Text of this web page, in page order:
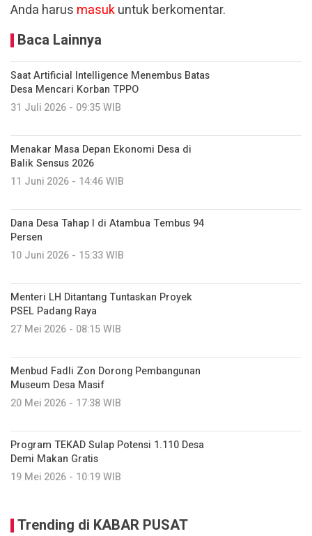
Anda harus masukuntuk berkomentar.
Baca Lainnya
Saat Artificial Intelligence Menembus Batas
Desa Mencari Korban TPPO
31 Juli 2026 - 09:35 WIB
Menakar Masa Depan Ekonomi Desa di
Balik Sensus 2026
11 Juni 2026 - 14:46 WIB
Dana Desa Tahap I di Atambua Tembus 94
Persen
10 Juni 2026 - 15:33 WIB
Menteri LH Ditantang Tuntaskan Proyek
PSEL Padang Raya
27 Mei 2026 - 08:15 WIB
Menbud Fadli Zon Dorong Pembangunan
Museum Desa Masif
20 Mei 2026 - 17:38 WIB
Program TEKAD Sulap Potensi 1.110 Desa
Demi Makan Gratis
19 Mei 2026 - 10:19 WIB
Trending di KABAR PUSAT